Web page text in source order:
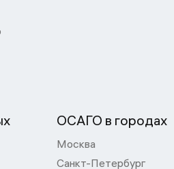
ОСАГО в городах
Москва
Санкт-Петербург